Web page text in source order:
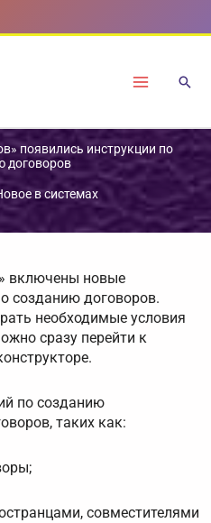
появились инструкции по
договоров
в системах
включены новые
созданию договоров.
необходимые условия
сразу перейти к
по созданию
таких как:
совместителями